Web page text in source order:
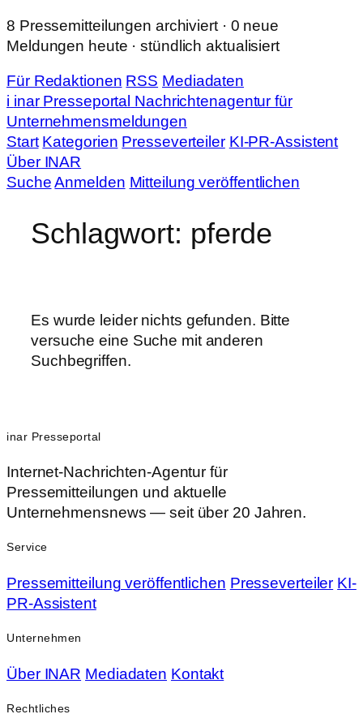
Zum
Inhalt
8 Pressemitteilungen archiviert · 0 neue
Meldungen heute · stündlich aktualisiert
Für Redaktionen RSS Mediadaten
i inarPresseportal Nachrichtenagentur für
Unternehmensmeldungen
Start Kategorien Presseverteiler KI-PR-Assistent
Über INAR
Suche Anmelden Mitteilung veröffentlichen
Schlagwort: pferde
Es wurde leider nichts gefunden. Bitte
versuche eine Suche mit anderen
Suchbegriffen.
inar Presseportal
Internet-Nachrichten-Agentur für
Pressemitteilungen und aktuelle
Unternehmensnews — seit über 20 Jahren.
Service
Pressemitteilung veröffentlichen Presseverteiler KI-
PR-Assistent
Unternehmen
Über INAR Mediadaten Kontakt
Rechtliches